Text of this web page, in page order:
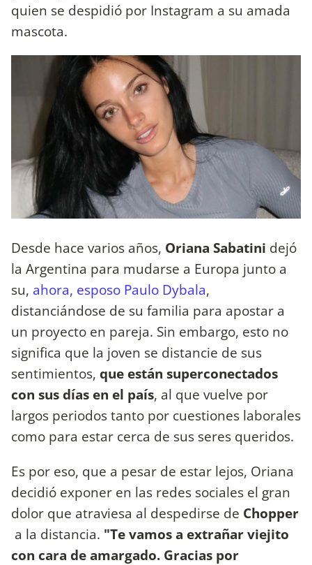
quien se despidió por Instagram a su amada
mascota.
Desde hace varios años, Oriana Sabatini dejó
la Argentina para mudarse a Europa junto a
su, ahora, esposo Paulo Dybala,
distanciándose de su familia para apostar a
un proyecto en pareja. Sin embargo, esto no
significa que la joven se distancie de sus
sentimientos, que están superconectados
con sus días en el país, al que vuelve por
largos periodos tanto por cuestiones laborales
como para estar cerca de sus seres queridos.
Es por eso, que a pesar de estar lejos, Oriana
decidió exponer en las redes sociales el gran
dolor que atraviesa al despedirse de Chopper
a la distancia. "Te vamos a extrañar viejito
con cara de amargado. Gracias por